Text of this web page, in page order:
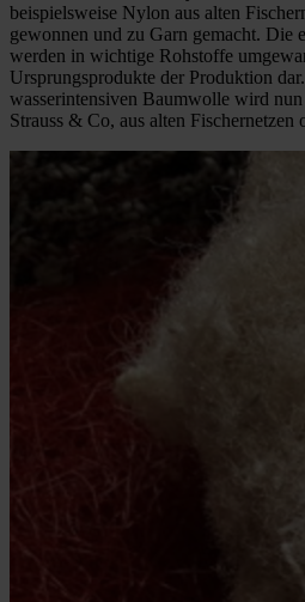
beispielsweise Nylon aus alten
gewonnen und zu Garn gemacht. Die
werden in wichtige Rohstoffe
Ursprungsprodukte der Produktion
wasserintensiven Baumwolle wird
Strauss & Co, aus alten Fischernetzen